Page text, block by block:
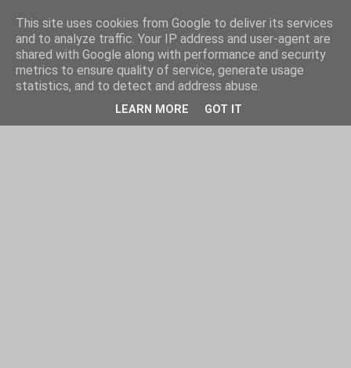
This site uses cookies from Google to deliver its services
and to analyze traffic. Your IP address and user-agent are
shared with Google along with performance and security
metrics to ensure quality of service, generate usage
statistics, and to detect and address abuse.
LEARN MORE GOT IT